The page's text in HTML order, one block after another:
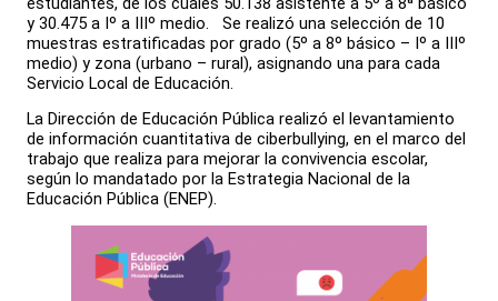
y 30.475 a Iº a IIIº medio. Se realizó una selección de 10
muestras estratificadas por grado (5º a 8º básico – Iº a IIIº
medio) y zona (urbano – rural), asignando una para cada
Servicio Local de Educación.
La Dirección de Educación Pública realizó el levantamiento
de información cuantitativa de ciberbullying, en el marco del
trabajo que realiza para mejorar la convivencia escolar,
según lo mandatado por la Estrategia Nacional de la
Educación Pública (ENEP).